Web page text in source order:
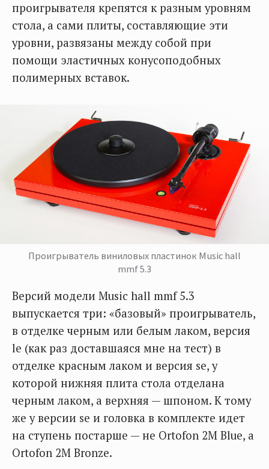
проигрывателя крепятся к разным уровням
стола, а сами плиты, составляющие эти
уровни, развязаны между собой при
помощи эластичных конусоподобных
полимерных вставок.
Проигрыватель виниловых пластинок Music hall
mmf 5.3
Версий модели Music hall mmf 5.3
выпускается три: «базовый» проигрыватель,
в отделке черным или белым лаком, версия
le (как раз доставшаяся мне на тест) в
отделке красным лаком и версия se, у
которой нижняя плита стола отделана
черным лаком, а верхняя — шпоном. К тому
же у версии se и головка в комплекте идет
на ступень постарше — не Ortofon 2M Blue, а
Ortofon 2M Bronze.